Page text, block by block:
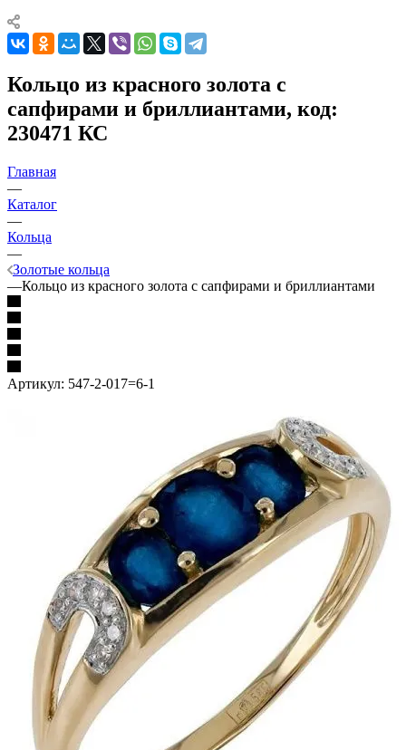
Кольцо из красного золота с
сапфирами и бриллиантами, код:
230471 КС
Главная
—
Каталог
—
Кольца
—
Золотые кольца
—Кольцо из красного золота с сапфирами и бриллиантами
Артикул: 547-2-017=6-1